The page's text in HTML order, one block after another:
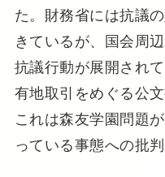
た。財務省には抗議
きているが、国会周
抗議行動が展開され
有地取引をめぐる公
これは森友学園問題
っている事態への批判